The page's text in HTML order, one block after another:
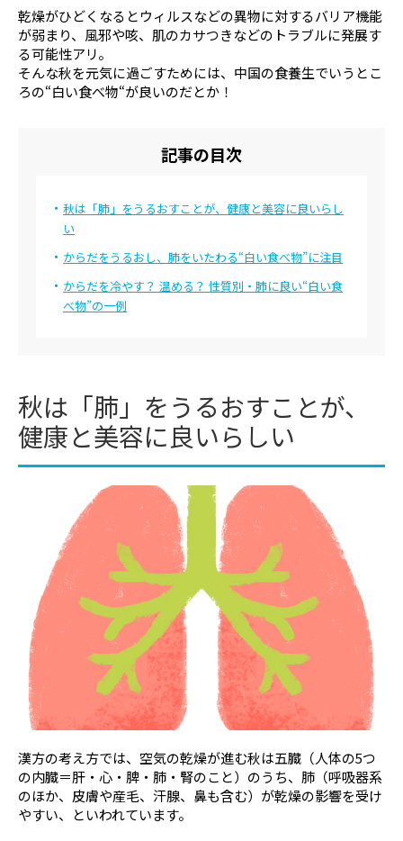
からだ（内科） からだ（外科）
こころ
更年期（男性・女
性）
泌尿器
特集一覧
ドクターなんでも相談室
美容ジャーナリストの「深堀りコラム」
生活習慣チェック
河合 隆徳 川島 眞
小山 太郎 塩谷 信幸
鈴木 雄一
郎 竹中 洋史
知久 正明 辻村 晃
照島 雅之 中川 種昭
浜中 聡子 平山 信夫
安田 吉宏
乾燥がひどくなるとウィルスなどの異物に対するバリア機能
が弱まり、風邪や咳、肌のカサつきなどのトラブルに発展す
る可能性アリ。
そんな秋を元気に過ごすためには、中国の食養生でいうとこ
ろの“白い食べ物“が良いのだとか！
記事の目次
秋は「肺」をうるおすことが、健康と美容に良いらし
い
からだをうるおし、肺をいたわる“白い食べ物”に注目
からだを冷やす？ 温める？ 性質別・肺に良い“白い食
べ物”の一例
秋は「肺」をうるおすことが、
健康と美容に良いらしい
漢方の考え方では、空気の乾燥が進む秋は五臓（人体の5つ
の内臓＝肝・心・脾・肺・腎のこと）のうち、肺（呼吸器系
のほか、皮膚や産毛、汗腺、鼻も含む）が乾燥の影響を受け
やすい、といわれています。